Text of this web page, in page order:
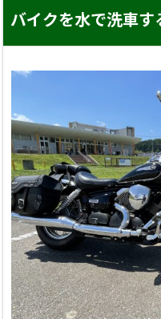
バイクを水で洗車